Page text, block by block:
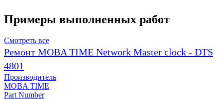
Примеры выполненных работ
Смотреть все
Ремонт MOBA TIME Network Master clock - DTS
4801
Производитель
MOBA TIME
Part Number